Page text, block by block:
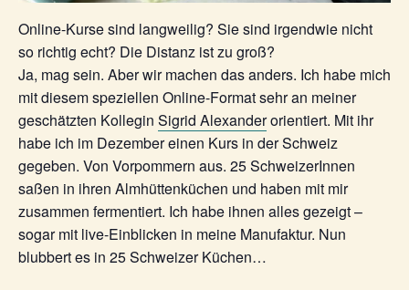
Online-Kurse sind langweilig? Sie sind irgendwie nicht
so richtig echt? Die Distanz ist zu groß?
Ja, mag sein. Aber wir machen das anders. Ich habe mich
mit diesem speziellen Online-Format sehr an meiner
geschätzten Kollegin Sigrid Alexanderorientiert. Mit ihr
habe ich im Dezember einen Kurs in der Schweiz
gegeben. Von Vorpommern aus. 25 SchweizerInnen
saßen in ihren Almhüttenküchen und haben mit mir
zusammen fermentiert. Ich habe ihnen alles gezeigt –
sogar mit live-Einblicken in meine Manufaktur. Nun
blubbert es in 25 Schweizer Küchen…